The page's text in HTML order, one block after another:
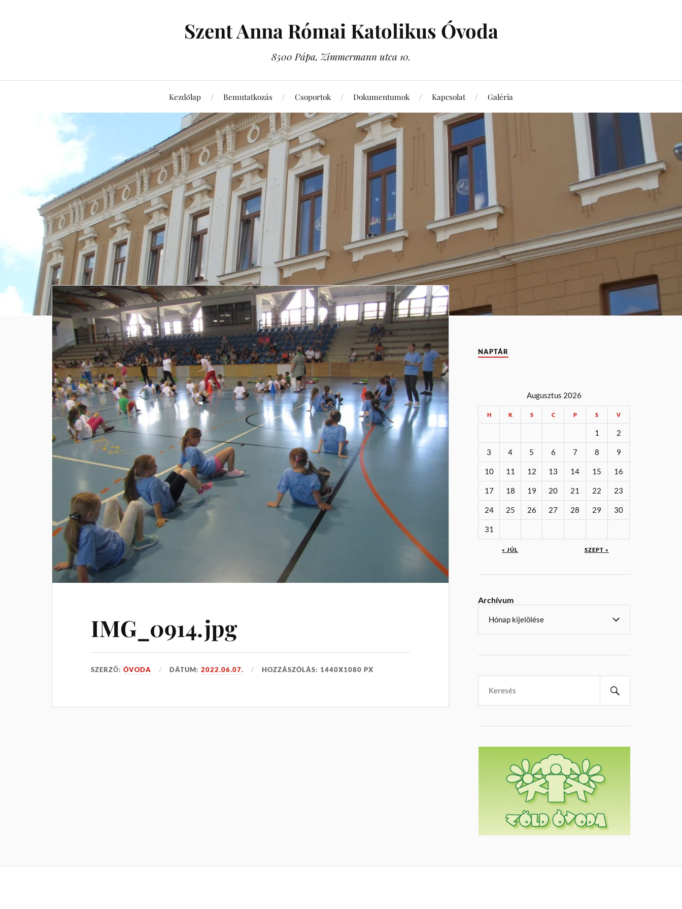
Szent Anna Római Katolikus Óvoda
8500 Pápa, Zimmermann utca 10.
Kezdőlap Bemutatkozás Csoportok Dokumentumok Kapcsolat Galéria
IMG_0914.jpg
SZERZŐ:ÓVODA DÁTUM:2022.06.07. HOZZÁSZÓLÁS: 1440X1080 PX
NAPTÁR
Augusztus 2026
H K S C P S V
1 2
3 4 5 6 7 8 9
10 11 12 13 14 15 16
17 18 19 20 21 22 23
24 25 26 27 28 29 30
31
« JÚL SZEPT »
Archívum